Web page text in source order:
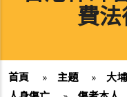
費
首頁 » 主題 » 大